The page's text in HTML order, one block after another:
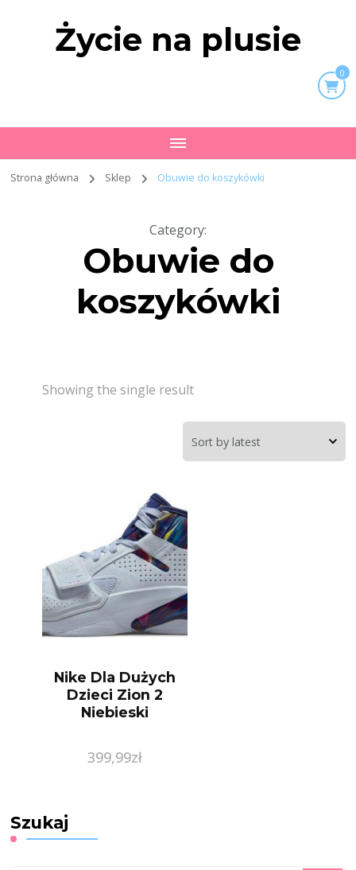
Życie na plusie
0
Strona główna Sklep Obuwie do koszykówki
Category:
Obuwie do
koszykówki
Showing the single result
Nike Dla Dużych
Dzieci Zion 2
Niebieski
399,99zł
Szukaj